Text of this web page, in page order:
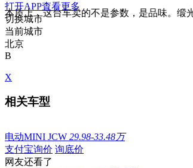
本质上，这台车卖的不是参数，是品味。缎
打开APP查看更多
切换城市
当前城市
北京
B
X
相关车型
电动MINI JCW 29.98-33.48万
支付宝询价 询底价
网友还看了